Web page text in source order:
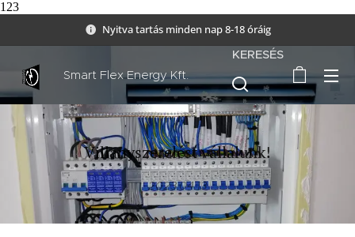
123
Nyitva tartás minden nap 8-18 óráig
Smart Flex Energy Kft.
KERESÉS
Villanyszerelést vállalunk!
2023.04.13